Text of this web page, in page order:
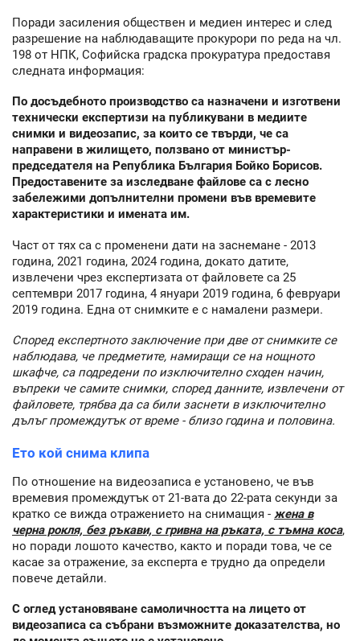
Поради засиления обществен и медиен интерес и след
разрешение на наблюдаващите прокурори по реда на чл.
198 от НПК, Софийска градска прокуратура предоставя
следната информация:
По досъдебното производство са назначени и изготвени
технически експертизи на публикувани в медиите
снимки и видеозапис, за които се твърди, че са
направени в жилището, ползвано от министър-
председателя на Република България Бойко Борисов.
Предоставените за изследване файлове са с лесно
забележими допълнителни промени във времевите
характеристики и имената им.
Част от тях са с променени дати на заснемане - 2013
година, 2021 година, 2024 година, докато датите,
извлечени чрез експертизата от файловете са 25
септември 2017 година, 4 януари 2019 година, 6 февруари
2019 година. Една от снимките е с намалени размери.
Според експертното заключение при две от снимките се
наблюдава, че предметите, намиращи се на нощното
шкафче, са подредени по изключително сходен начин,
въпреки че самите снимки, според данните, извлечени от
файловете, трябва да са били заснети в изключително
дълъг промеждутък от време - близо година и половина.
Ето кой снима клипа
По отношение на видеозаписа е установено, че във
времевия промеждутък от 21-вата до 22-рата секунди за
кратко се вижда отражението на снимащия - жена в
черна рокля, без ръкави, с гривна на ръката, с тъмна коса,
но поради лошото качество, както и поради това, че се
касае за отражение, за експерта е трудно да определи
повече детайли.
С оглед установяване самоличността на лицето от
видеозаписа са събрани възможните доказателства, но